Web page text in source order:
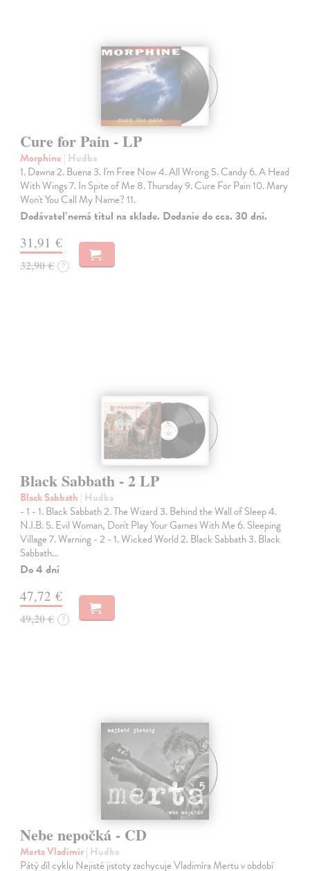
Cure for Pain - LP
Morphine | Hudba
1. Dawna 2. Buena 3. I'm Free Now 4. All Wrong 5. Candy 6. A Head
With Wings 7. In Spite of Me 8. Thursday 9. Cure For Pain 10. Mary
Won't You Call My Name? 11.
Dodávateľ nemá titul na sklade. Dodanie do cca. 30 dní.
31,91 €
32,90 € ?
Black Sabbath - 2 LP
Black Sabbath | Hudba
- 1 - 1. Black Sabbath 2. The Wizard 3. Behind the Wall of Sleep 4.
N.I.B. 5. Evil Woman, Don't Play Your Games With Me 6. Sleeping
Village 7. Warning - 2 - 1. Wicked World 2. Black Sabbath 3. Black
Sabbath…
Do 4 dní
47,72 €
49,20 € ?
Nebe nepočká - CD
Merta Vladimír| Hudba
Pátý díl cyklu Nejisté jistoty zachycuje Vladimíra Mertu v období